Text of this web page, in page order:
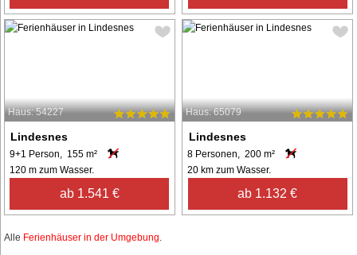
Haus: 54227
Lindesnes
9+1 Person, 155 m²
120 m zum Wasser.
ab 1.541 €
Haus: 65079
Lindesnes
8 Personen, 200 m²
20 km zum Wasser.
ab 1.132 €
Alle Ferienhäuser in der Umgebung